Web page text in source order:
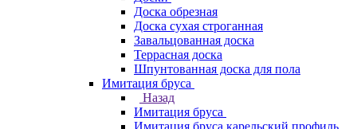
Доска обрезная
Доска сухая строганная
Завальцованная доска
Террасная доска
Шпунтованная доска для пола
Имитация бруса
Назад
Имитация бруса
Имитация бруса карельский профиль